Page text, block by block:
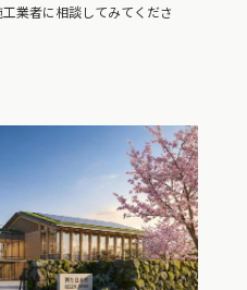
業者に相談してみてくださ